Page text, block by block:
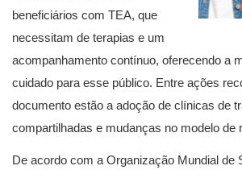
beneficiários com TEA, que
necessitam de terapias e um
acompanhamento contínuo, oferecendo a
cuidado para esse público. Entre ações
documento estão a adoção de clínicas de
compartilhadas e mudanças no modelo de
De acordo com a Organização Mundial de